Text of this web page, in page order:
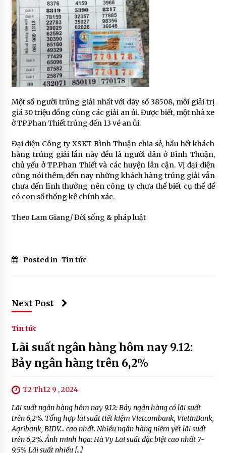
Một số người trúng giải nhất với dãy số 38508, mỗi giải trị
giá 30 triệu đồng cùng các giải an ủi. Được biết, một nhà xe
ở TP.Phan Thiết trúng đến 13 vé an ủi.
Đại diện Công ty XSKT Bình Thuận chia sẻ, hầu hết khách
hàng trúng giải lần này đều là người dân ở Bình Thuận,
chủ yếu ở TP.Phan Thiết và các huyện lân cận. Vị đại diện
cũng nói thêm, đến nay những khách hàng trúng giải vẫn
chưa đến lĩnh thưởng nên công ty chưa thể biết cụ thể để
có con số thống kê chính xác.
Theo Lam Giang/ Đời sống & pháp luật
Posted in Tin tức
Next Post
Tin tức
Lãi suất ngân hàng hôm nay 9.12:
Bảy ngân hàng trên 6,2%
T2 Th12 9 , 2024
Lãi suất ngân hàng hôm nay 9.12: Bảy ngân hàng có lãi suất
trên 6,2%. Tổng hợp lãi suất tiết kiệm Vietcombank, VietinBank,
Agribank, BIDV… cao nhất. Nhiều ngân hàng niêm yết lãi suất
trên 6,2%. Ảnh minh họa: Hà Vy Lãi suất đặc biệt cao nhất 7-
9,5% Lãi suất nhiều […]